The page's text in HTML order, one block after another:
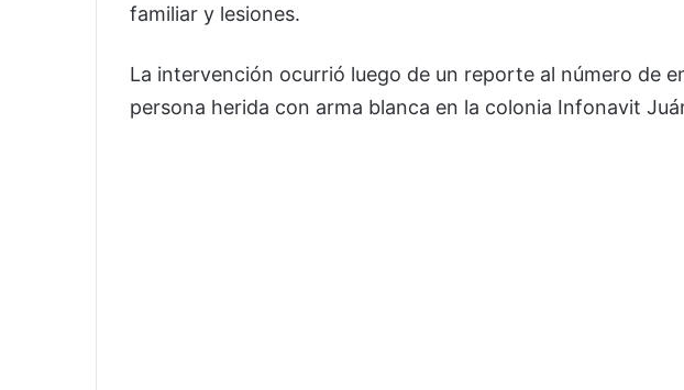
familiar y lesiones.
La intervención ocurrió luego de un reporte al número de
persona herida con arma blanca en la colonia Infonavit